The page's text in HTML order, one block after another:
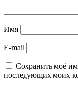
Имя
E-mail
Сохранить моё
последующих моих